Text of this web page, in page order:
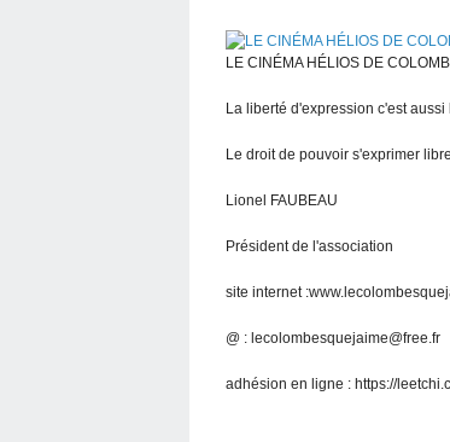
LE CINÉMA HÉLIOS DE
La liberté d'expression c'est
Le droit de pouvoir s'exprimer
Lionel FAUBEAU
Président de l'association
site internet
@ : lecolombesquejaime@free.fr
adhésion en ligne : https://